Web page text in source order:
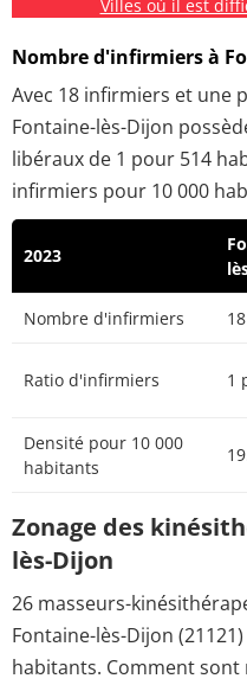
Villes où il est
Nombre d'infirmiers à
Avec 18 infirmiers et une
Fontaine-lès-Dijon
libéraux de 1 pour 514
infirmiers pour 10 000
2023
Nombre d'infirmiers 18
Ratio d'infirmiers 1
Densité pour 10 000
habitants
Zonage des
lès-Dijon
26 masseurs-
Fontaine-lès-Dijon
habitants. Comment